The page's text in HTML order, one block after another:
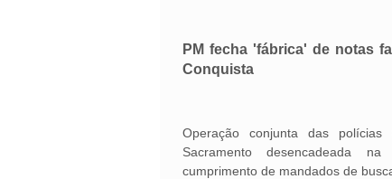
PM fecha 'fábrica' de notas
Conquista
Operação conjunta das
Sacramento desencadeada
cumprimento de mandados de